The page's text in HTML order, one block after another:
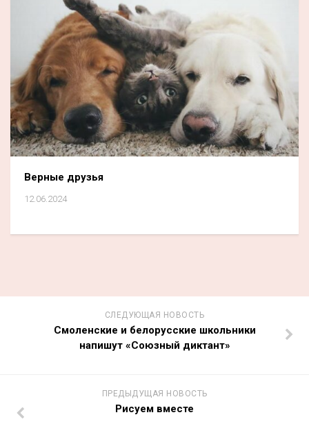
Верные друзья
12.06.2024
СЛЕДУЮЩАЯ НОВОСТЬ
Смоленские и белорусские школьники
напишут «Союзный диктант»
ПРЕДЫДУЩАЯ НОВОСТЬ
Рисуем вместе